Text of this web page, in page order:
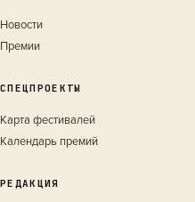
Новости
Премии
СПЕЦПРОЕКТЫ
Карта фестивалей
Календарь премий
РЕДАКЦИЯ